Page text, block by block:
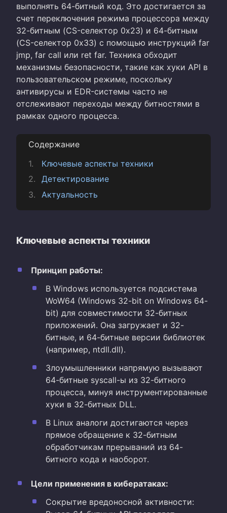
выполнять 64-битный код. Это достигается за
счет переключения режима процессора между
32-битным (CS-селектор 0x23) и 64-битным
(CS-селектор 0x33) с помощью инструкций far
jmp, far call или ret far. Техника обходит
механизмы безопасности, такие как хуки API в
пользовательском режиме, поскольку
антивирусы и EDR-системы часто не
отслеживают переходы между битностями в
рамках одного процесса.
Содержание
Ключевые аспекты техники
Детектирование
Актуальность
Ключевые аспекты техники
Принцип работы:
В Windows используется подсистема
WoW64 (Windows 32-bit on Windows 64-
bit) для совместимости 32-битных
приложений. Она загружает и 32-
битные, и 64-битные версии библиотек
(например, ntdll.dll).
Злоумышленники напрямую вызывают
64-битные syscall-ы из 32-битного
процесса, минуя инструментированные
хуки в 32-битных DLL.
В Linux аналоги достигаются через
прямое обращение к 32-битным
обработчикам прерываний из 64-
битного кода и наоборот.
Цели применения в кибератаках:
Сокрытие вредоносной активности: